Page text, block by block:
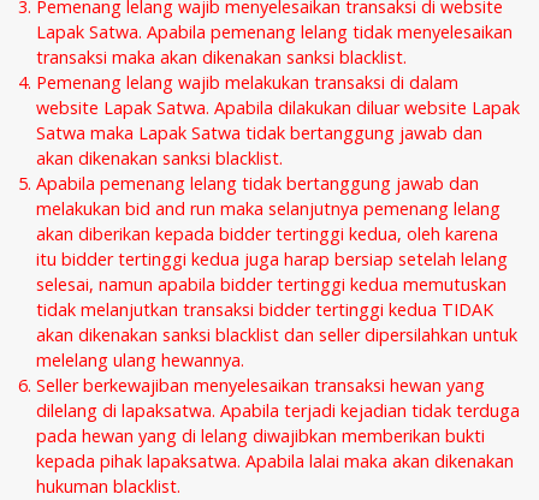
Pemenang lelang wajib menyelesaikan transaksi di website
Lapak Satwa. Apabila pemenang lelang tidak menyelesaikan
transaksi maka akan dikenakan sanksi blacklist.
Pemenang lelang wajib melakukan transaksi di dalam
website Lapak Satwa. Apabila dilakukan diluar website Lapak
Satwa maka Lapak Satwa tidak bertanggung jawab dan
akan dikenakan sanksi blacklist.
Apabila pemenang lelang tidak bertanggung jawab dan
melakukan bid and run maka selanjutnya pemenang lelang
akan diberikan kepada bidder tertinggi kedua, oleh karena
itu bidder tertinggi kedua juga harap bersiap setelah lelang
selesai, namun apabila bidder tertinggi kedua memutuskan
tidak melanjutkan transaksi bidder tertinggi kedua TIDAK
akan dikenakan sanksi blacklist dan seller dipersilahkan untuk
melelang ulang hewannya.
Seller berkewajiban menyelesaikan transaksi hewan yang
dilelang di lapaksatwa. Apabila terjadi kejadian tidak terduga
pada hewan yang di lelang diwajibkan memberikan bukti
kepada pihak lapaksatwa. Apabila lalai maka akan dikenakan
hukuman blacklist.